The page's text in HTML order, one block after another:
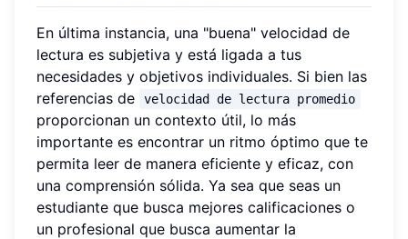
En última instancia, una "buena" velocidad de
lectura es subjetiva y está ligada a tus
necesidades y objetivos individuales. Si bien las
referencias de
velocidad de lectura promedio
proporcionan un contexto útil, lo más
importante es encontrar un ritmo óptimo que te
permita leer de manera eficiente y eficaz, con
una comprensión sólida. Ya sea que seas un
estudiante que busca mejores calificaciones o
un profesional que busca aumentar la